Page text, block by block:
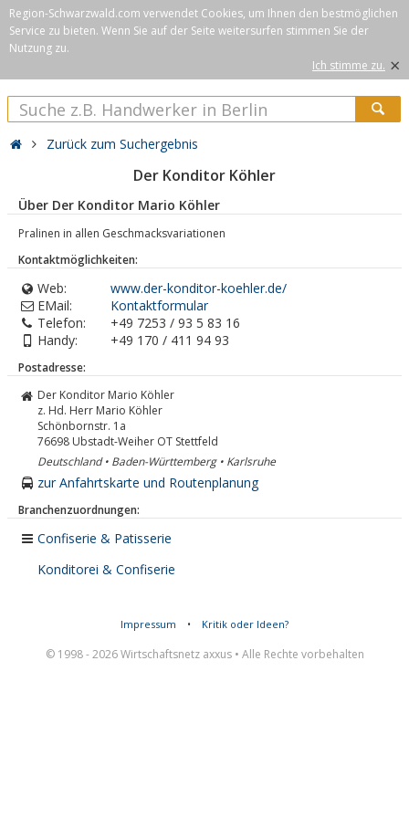
Region-Schwarzwald.com verwendet Cookies, um Ihnen den bestmöglichen
Service zu bieten. Wenn Sie auf der Seite weitersurfen stimmen Sie der
Nutzung zu.
Ich stimme zu. ×
Zurück zum Suchergebnis
Der Konditor Köhler
Über Der Konditor Mario Köhler
Pralinen in allen Geschmacksvariationen
Kontaktmöglichkeiten:
Web:
www.der-konditor-koehler.de/
EMail:
Kontaktformular
Telefon:
+49 7253 / 93 5 83 16
Handy:
+49 170 / 411 94 93
Postadresse:
Der Konditor Mario Köhler
z. Hd. Herr Mario Köhler
Schönbornstr. 1a
76698 Ubstadt-Weiher OT Stettfeld
Deutschland • Baden-Württemberg • Karlsruhe
zur Anfahrtskarte und Routenplanung
Branchenzuordnungen:
Confiserie & Patisserie
Konditorei & Confiserie
Impressum • Kritik oder Ideen?
© 1998 - 2026 Wirtschaftsnetz axxus • Alle Rechte vorbehalten